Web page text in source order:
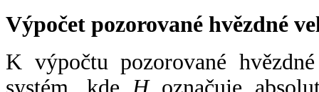
Výpočet pozorované hvězdné
K výpočtu pozorované